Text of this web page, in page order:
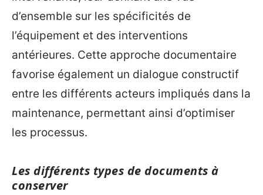
d’ensemble sur les spécificités de
l’équipement et des interventions
antérieures. Cette approche documentaire
favorise également un dialogue constructif
entre les différents acteurs impliqués dans la
maintenance, permettant ainsi d’optimiser
les processus.
Les différents types de documents à
conserver